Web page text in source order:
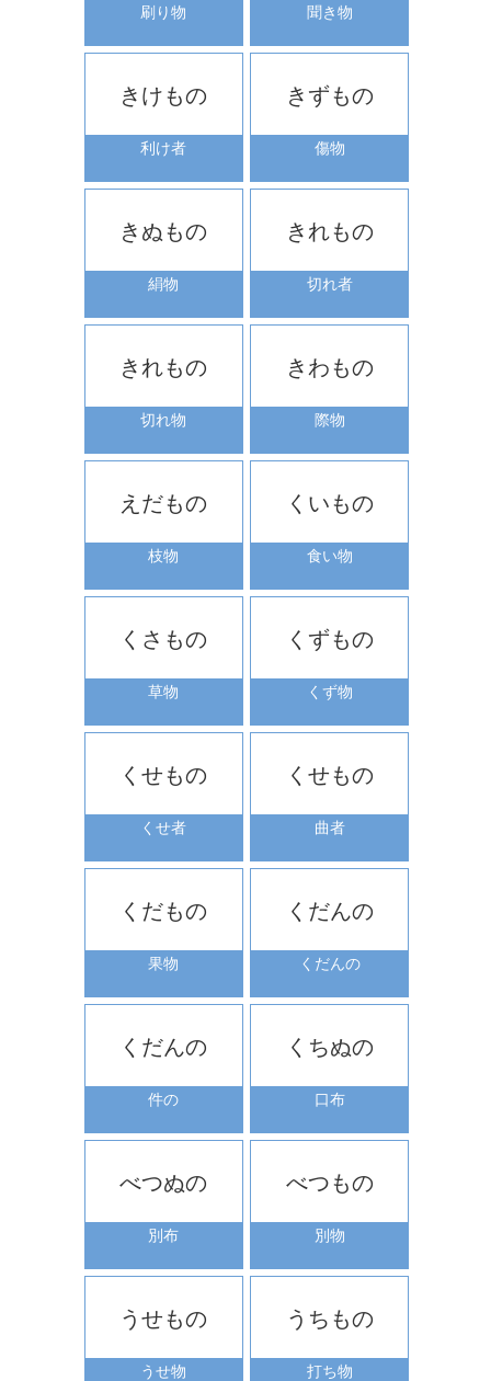
刷り物 聞き物
きけもの
利け者
きずもの
傷物
きぬもの
絹物
きれもの
切れ者
きれもの
切れ物
きわもの
際物
えだもの
枝物
くいもの
食い物
くさもの
草物
くずもの
くず物
くせもの
くせ者
くせもの
曲者
くだもの
果物
くだんの
くだんの
くだんの
件の
くちぬの
口布
べつぬの
別布
べつもの
別物
うせもの
うせ物
うちもの
打ち物